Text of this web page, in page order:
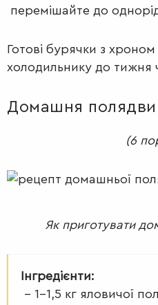
перемішайте до
Готові бурячки з
холодильнику до тижня
Домашня
(6
Як приготувати
Інгредієнти:
– 1-1,5 кг яловичої